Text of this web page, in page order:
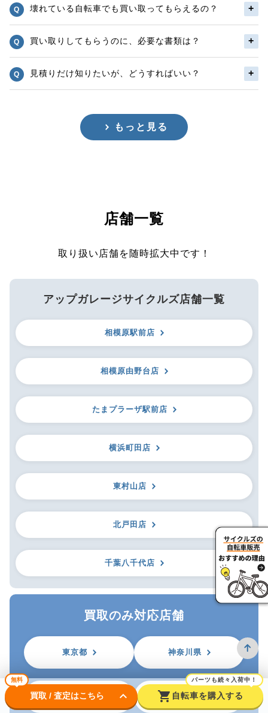
壊れている自転車でも買い取ってもらえるの？
買い取りしてもらうのに、必要な書類は？
見積りだけ知りたいが、どうすればいい？
もっと見る
店舗一覧
取り扱い店舗を随時拡大中です！
アップガレージサイクルズ店舗一覧
相模原駅前店
相模原由野台店
たまプラーザ駅前店
横浜町田店
東村山店
北戸田店
千葉八千代店
買取のみ対応店舗
東京都 神奈川県
埼玉県 千葉県
無料
買取 / 査定はこちら keyboard_arrow_down shopping_cart
パーツも続々入荷中！
自転車を購入する